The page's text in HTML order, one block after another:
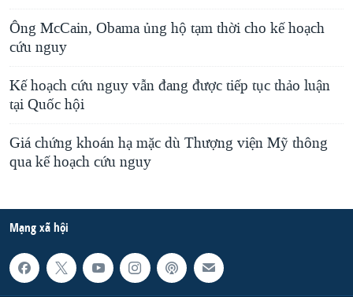
Ông McCain, Obama ủng hộ tạm thời cho kế hoạch
cứu nguy
Kế hoạch cứu nguy vẫn đang được tiếp tục thảo luận
tại Quốc hội
Giá chứng khoán hạ mặc dù Thượng viện Mỹ thông
qua kế hoạch cứu nguy
Mạng xã hội